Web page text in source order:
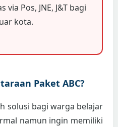
Pos, JNE, J&T bagi
kota.
Paket ABC?
solusi bagi warga belajar
namun ingin memiliki